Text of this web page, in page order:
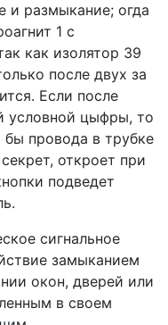
и размыкание; огда
1 с
как изолятор 39
после двух за
Если после
условной цыфры, то
бы провода в трубке
откроет при
подведет
сигнальное
замыканием
окон, дверей или
в своем